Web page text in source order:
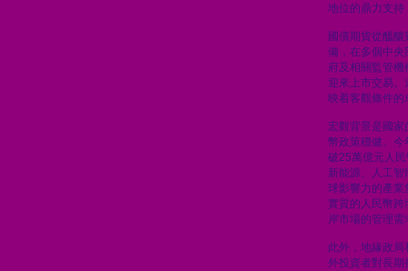
地位的鼎力支持
國債期貨從醞
備，在多個中央
府及相關監管
迎來上市交易。
映着客觀條件的
宏觀背景是國
幣政策穩健。今
破25萬億元人
新能源、人工
球影響力的產業
實質的人民幣跨
岸市場的管理需
此外，地緣政
外投資者對長期